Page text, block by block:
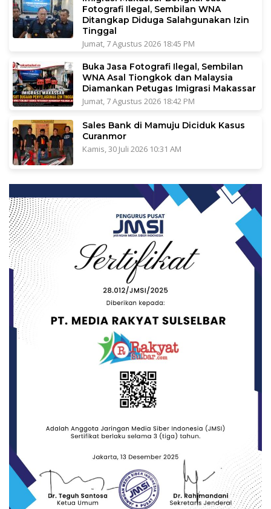
Fotografi Ilegal, Sembilan WNA
Ditangkap Diduga Salahgunakan Izin
Tinggal
Jumat, 7 Agustus 2026 18:45 PM
Buka Jasa Fotografi Ilegal, Sembilan
WNA Asal Tiongkok dan Malaysia
Diamankan Petugas Imigrasi Makassar
Jumat, 7 Agustus 2026 18:42 PM
Sales Bank di Mamuju Diciduk Kasus
Curanmor
Kamis, 30 Juli 2026 10:31 AM